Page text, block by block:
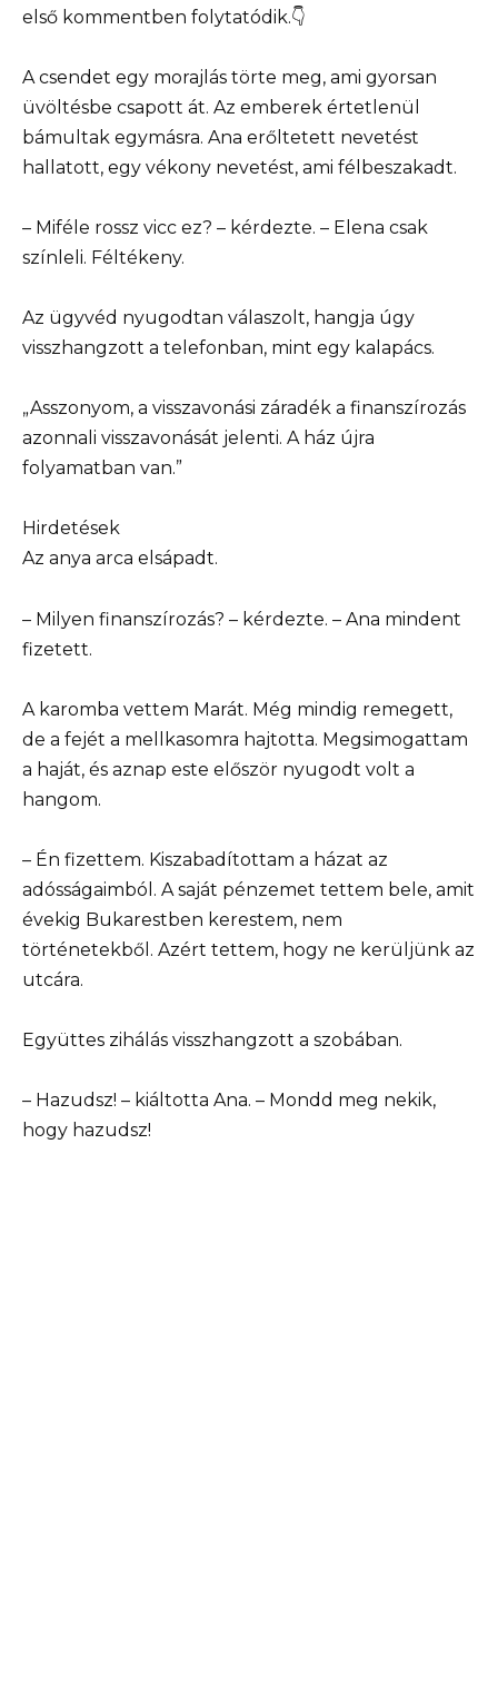
első kommentben folytatódik.👇
A csendet egy morajlás törte meg, ami gyorsan
üvöltésbe csapott át. Az emberek értetlenül
bámultak egymásra. Ana erőltetett nevetést
hallatott, egy vékony nevetést, ami félbeszakadt.
– Miféle rossz vicc ez? – kérdezte. – Elena csak
színleli. Féltékeny.
Az ügyvéd nyugodtan válaszolt, hangja úgy
visszhangzott a telefonban, mint egy kalapács.
„Asszonyom, a visszavonási záradék a finanszírozás
azonnali visszavonását jelenti. A ház újra
folyamatban van.”
Hirdetések
Az anya arca elsápadt.
– Milyen finanszírozás? – kérdezte. – Ana mindent
fizetett.
A karomba vettem Marát. Még mindig remegett,
de a fejét a mellkasomra hajtotta. Megsimogattam
a haját, és aznap este először nyugodt volt a
hangom.
– Én fizettem. Kiszabadítottam a házat az
adósságaimból. A saját pénzemet tettem bele, amit
évekig Bukarestben kerestem, nem
történetekből. Azért tettem, hogy ne kerüljünk az
utcára.
Együttes zihálás visszhangzott a szobában.
– Hazudsz! – kiáltotta Ana. – Mondd meg nekik,
hogy hazudsz!